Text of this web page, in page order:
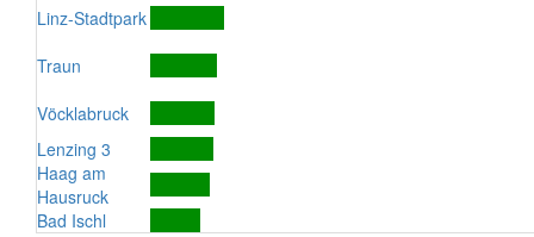
Linz-Stadtpark
Traun
Vöcklabruck
Lenzing 3
Haag am
Hausruck
Bad Ischl